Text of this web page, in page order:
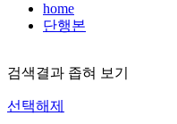
home
단행본
검색결과 좁혀 보기
선택해제